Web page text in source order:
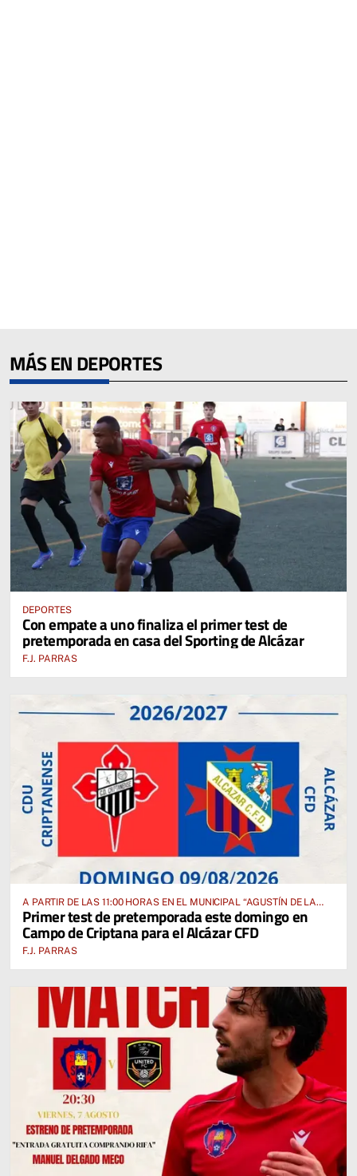
MÁS EN DEPORTES
DEPORTES
Con empate a uno finaliza el primer test de
pretemporada en casa del Sporting de Alcázar
F.J. PARRAS
A PARTIR DE LAS 11:00 HORAS EN EL MUNICIPAL “AGUSTÍN DE LA
FUENTE” ANTE EL CUD CRIPTANENSE
Primer test de pretemporada este domingo en
Campo de Criptana para el Alcázar CFD
F.J. PARRAS